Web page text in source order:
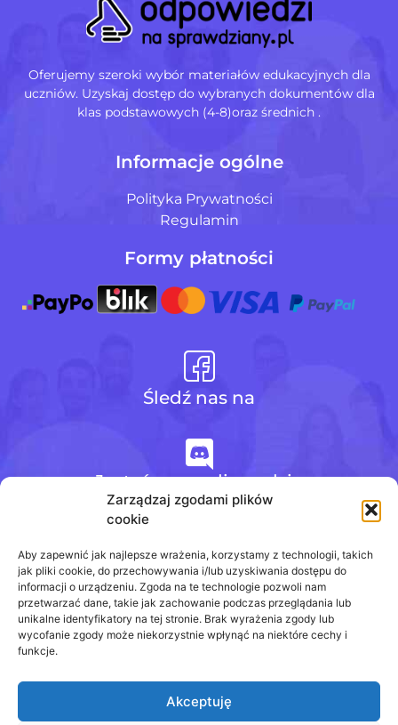
Zarządzaj zgodami plików
cookie
Aby zapewnić jak najlepsze wrażenia, korzystamy z technologii, takich
jak pliki cookie, do przechowywania i/lub uzyskiwania dostępu do
informacji o urządzeniu. Zgoda na te technologie pozwoli nam
przetwarzać dane, takie jak zachowanie podczas przeglądania lub
unikalne identyfikatory na tej stronie. Brak wyrażenia zgody lub
wycofanie zgody może niekorzystnie wpłynąć na niektóre cechy i
funkcje.
Akceptuję
Oferujemy szeroki wybór materiałów edukacyjnych dla
uczniów. Uzyskaj dostęp do wybranych dokumentów dla
klas podstawowych (4-8)oraz średnich .
Informacje ogólne
Polityka Prywatności
Regulamin
Formy płatności
Śledź nas na
Jesteśmy na discordzie
+48 728 484 484
biuro@odpowiedzinasprawdziany.pl
Prawa Autorskie © 2020 - 2026
odpowiedzinasprawdziany.pl wszelkie prawa